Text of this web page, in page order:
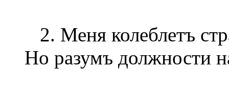
2. Меня колеблетъ
Но разумъ должности